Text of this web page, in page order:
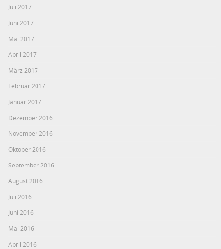
Juli 2017
Juni 2017
Mai 2017
April 2017
März 2017
Februar 2017
Januar 2017
Dezember 2016
November 2016
Oktober 2016
September 2016
August 2016
Juli 2016
Juni 2016
Mai 2016
April 2016